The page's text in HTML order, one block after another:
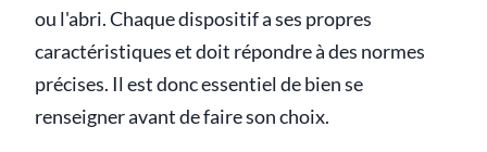
ou l'abri. Chaque dispositif a ses propres
caractéristiques et doit répondre à des normes
précises. Il est donc essentiel de bien se
renseigner avant de faire son choix.